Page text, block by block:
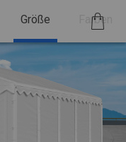
Größe Farben